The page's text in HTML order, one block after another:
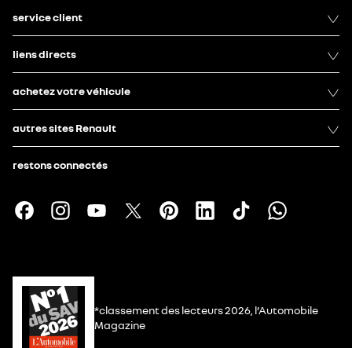
service client
liens directs
achetez votre véhicule
autres sites Renault
restons connectés
*classement des lecteurs 2026, l’Automobile
Magazine